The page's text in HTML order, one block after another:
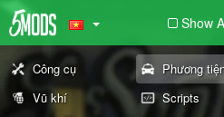
Show
Công cụ Phương
Vũ khí
Scripts